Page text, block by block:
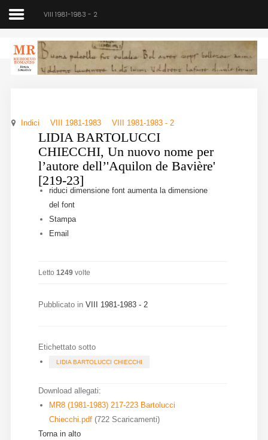
Medioevo Romanzo
Home
Chi siamo
Direzione
Seminario
direzione@medioevoromanzo.it
VIII 1981-1983 - 2
Indici VIII 1981-1983 VIII 1981-1983 - 2
LIDIA BARTOLUCCI
CHIECCHI, Un nuovo nome per
l’autore dell’'Aquilon de Bavière'
[219-23]
riduci dimensione font aumenta la dimensione
del font
Stampa
Email
Letto 1249volte
Pubblicato in VIII 1981-1983 - 2
Etichettato sotto
LIDIA BARTOLUCCI CHIECCHI
Download allegati:
MR8 (1981-1983) 217-223 Bartolucci
Chiecchi.pdf (722 Scaricamenti)
Torna in alto